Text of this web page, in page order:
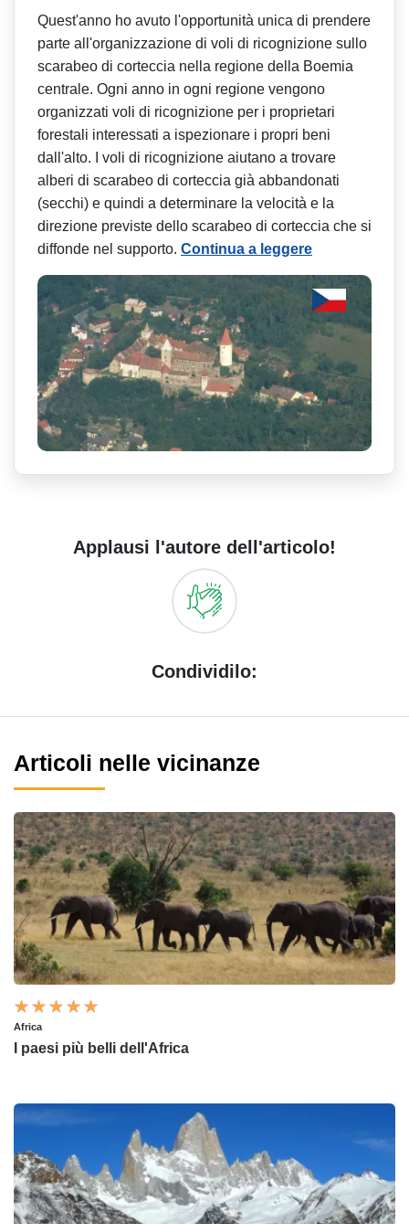
Quest'anno ho avuto l'opportunità unica di prendere
parte all'organizzazione di voli di ricognizione sullo
scarabeo di corteccia nella regione della Boemia
centrale. Ogni anno in ogni regione vengono
organizzati voli di ricognizione per i proprietari
forestali interessati a ispezionare i propri beni
dall'alto. I voli di ricognizione aiutano a trovare
alberi di scarabeo di corteccia già abbandonati
(secchi) e quindi a determinare la velocità e la
direzione previste dello scarabeo di corteccia che si
diffonde nel supporto. Continua a leggere
Applausi l'autore dell'articolo!
Condividilo:
Articoli nelle vicinanze
Africa
I paesi più belli dell'Africa